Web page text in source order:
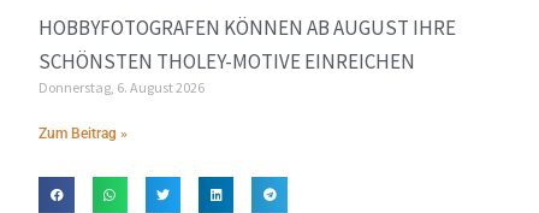
HOBBYFOTOGRAFEN KÖNNEN AB AUGUST IHRE
SCHÖNSTEN THOLEY-MOTIVE EINREICHEN
Donnerstag, 6. August 2026
Zum Beitrag »